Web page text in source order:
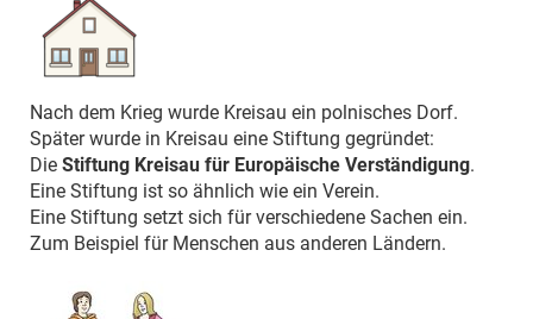
Nach dem Krieg wurde Kreisau ein polnisches Dorf.
Später wurde in Kreisau eine Stiftung gegründet:
Die Stiftung Kreisau für Europäische Verständigung.
Eine Stiftung ist so ähnlich wie ein Verein.
Eine Stiftung setzt sich für verschiedene Sachen ein.
Zum Beispiel für Menschen aus anderen Ländern.